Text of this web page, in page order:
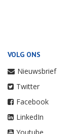
VOLG ONS
Nieuwsbrief
Twitter
Facebook
LinkedIn